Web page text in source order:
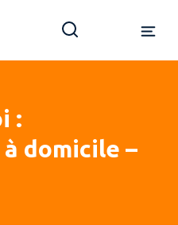
:
domicile –